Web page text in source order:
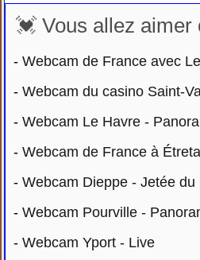
💓 Vous allez aimer
-Webcam de France avec
-Webcam du casino Saint-
-Webcam Le Havre -
-Webcam de France à
-Webcam Dieppe - Jetée du
-Webcam Pourville -
-Webcam Yport - Live